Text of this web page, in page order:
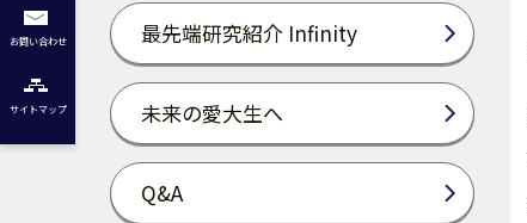
お問い合わせ
サイトマップ
最先端研究紹介 Infinity
未来の愛大生へ
Q&A